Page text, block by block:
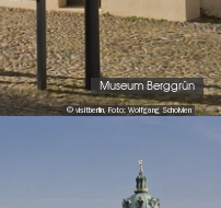
© visitberlin, Foto: Wolfgang Scholvien
Museum Berggrün